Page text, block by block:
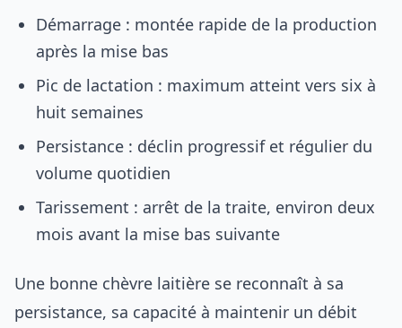
Démarrage : montée rapide de la production
après la mise bas
Pic de lactation : maximum atteint vers six à
huit semaines
Persistance : déclin progressif et régulier du
volume quotidien
Tarissement : arrêt de la traite, environ deux
mois avant la mise bas suivante
Une bonne chèvre laitière se reconnaît à sa
persistance, sa capacité à maintenir un débit